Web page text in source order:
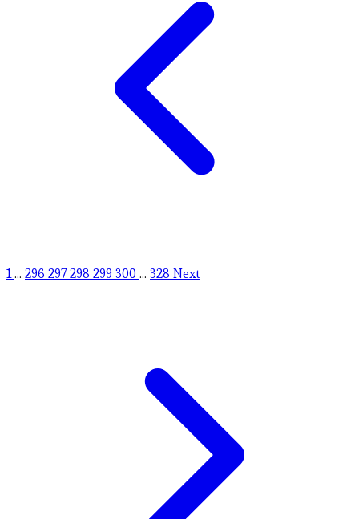
1... 296 297298 299 300 ... 328 Next